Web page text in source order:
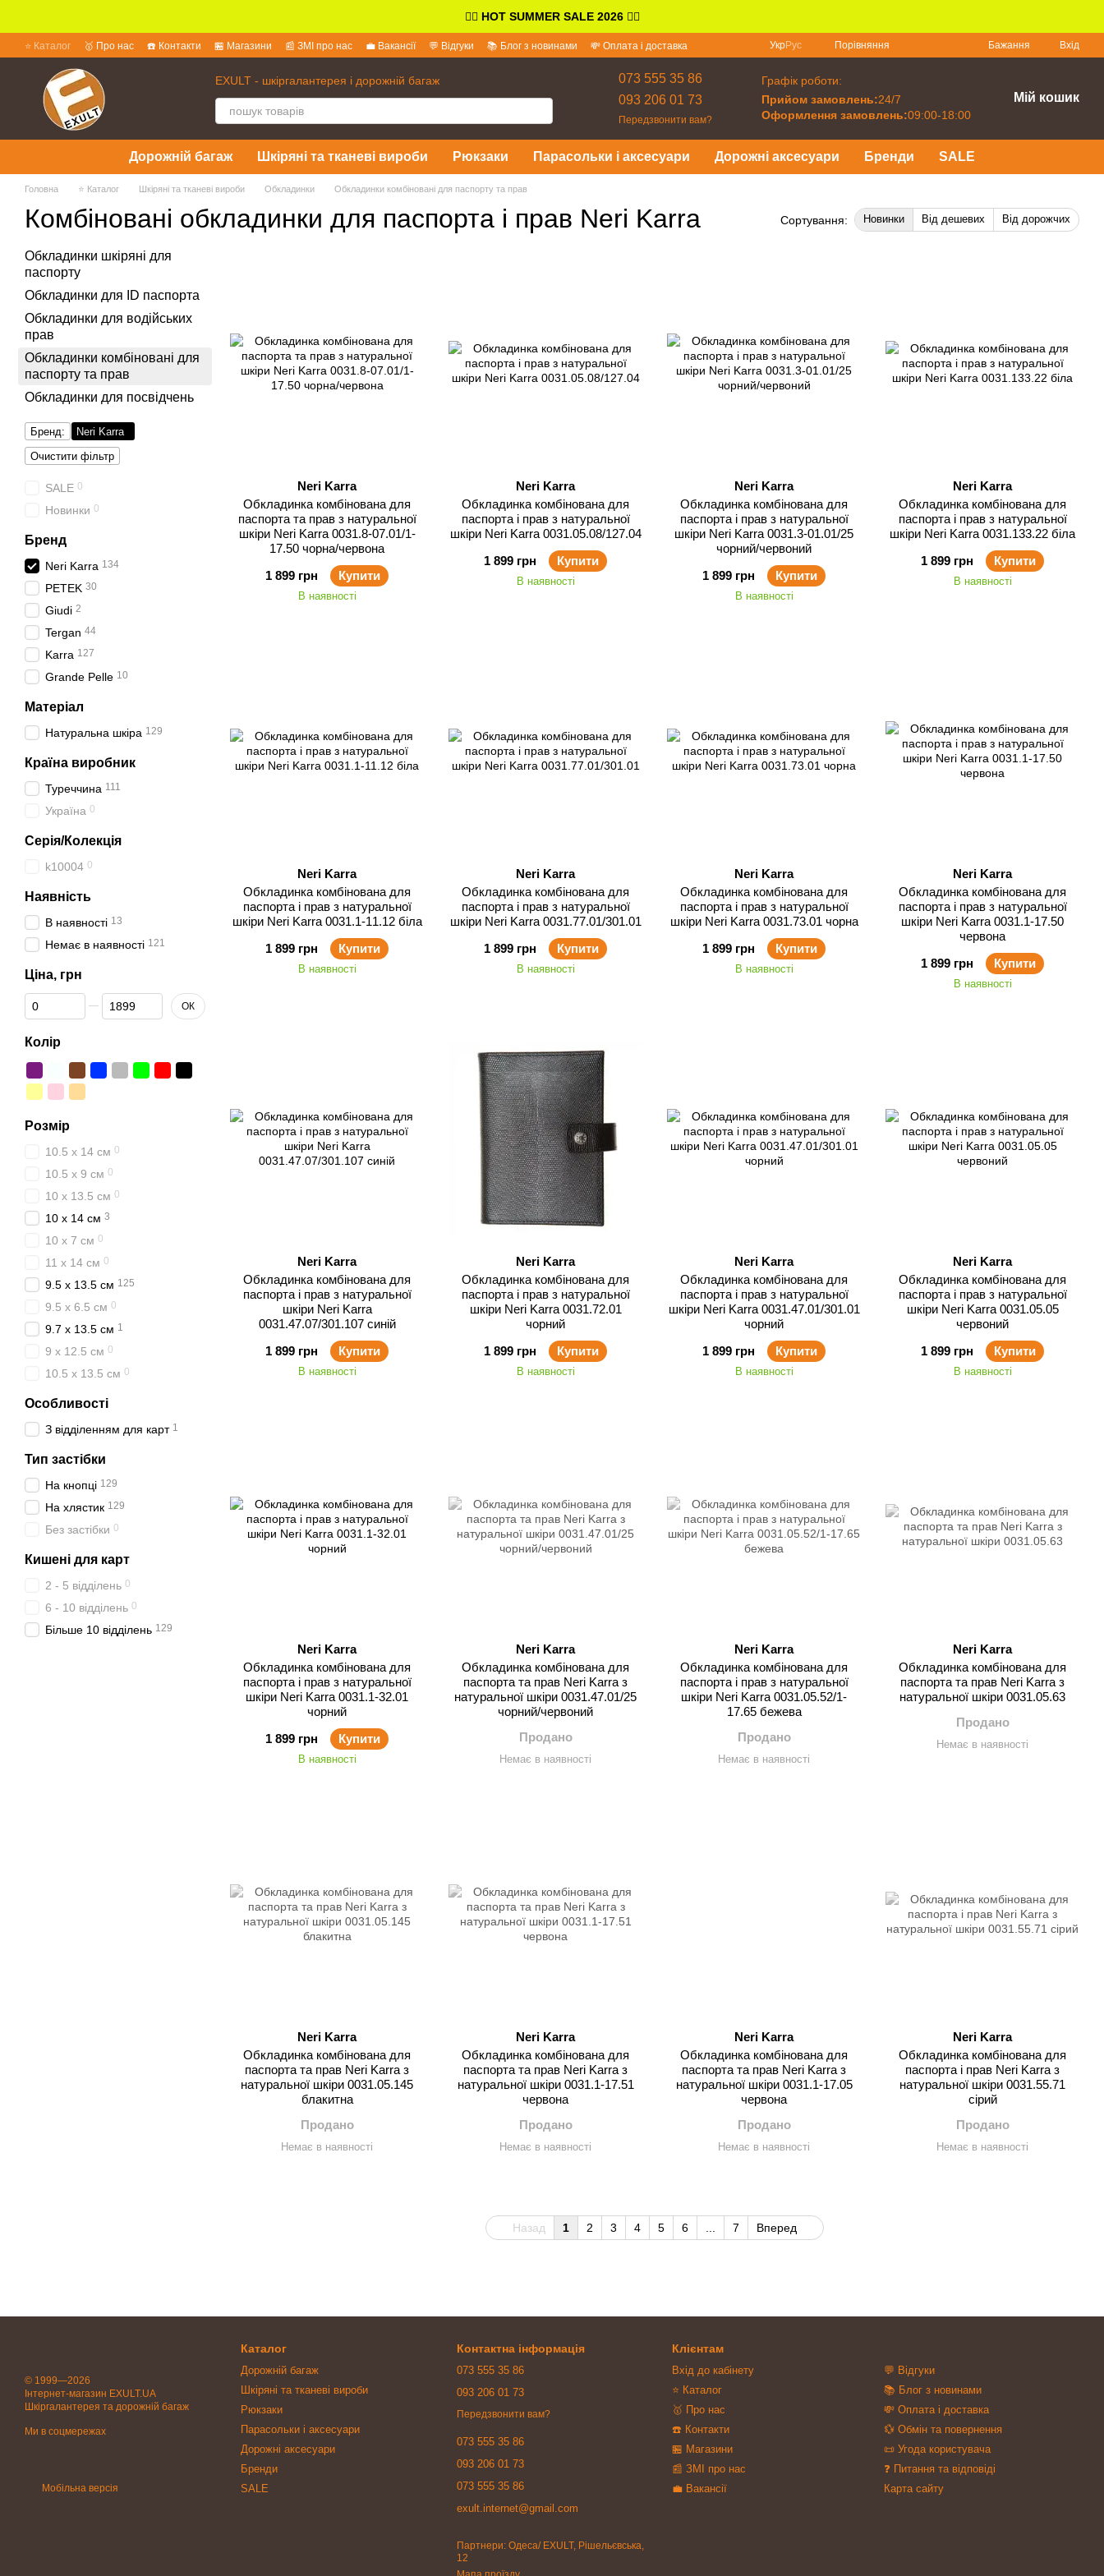
👉🏻 HOT SUMMER SALE 2026👈🏻
⭐ Каталог 🥇 Про нас ☎️ Контакти 🏪 Магазини 📰 ЗМІ про нас 💼 Вакансії 💬 Відгуки 📚 Блог з новинами
💸 Оплата і доставка
УкрРус Порівняння Бажання Вхід
EXULT - шкіргалантерея і дорожній багаж
073 555 35 86
093 206 01 73
Передзвонити вам?
Графік роботи:
Прийом замовлень:24/7
Оформлення замовлень:09:00-18:00
Мій кошик
Дорожній багаж Шкіряні та тканеві вироби Рюкзаки Парасольки і аксесуари Дорожні аксесуари Бренди SALE
Головна ⭐ Каталог Шкіряні та тканеві вироби Обкладинки Обкладинки комбіновані для паспорту та прав
Комбіновані обкладинки для паспорта і прав Neri Karra Сортування: Новинки Від дешевих Від дорожчих
Neri Karra
Обкладинка комбінована для
паспорта та прав з натуральної
шкіри Neri Karra 0031.8-07.01/1-
17.50 чорна/червона
1 899 грн
Купити
В наявності
Neri Karra
Обкладинка комбінована для
паспорта і прав з натуральної
шкіри Neri Karra 0031.05.08/127.04
1 899 грн
Купити
В наявності
Neri Karra
Обкладинка комбінована для
паспорта і прав з натуральної
шкіри Neri Karra 0031.3-01.01/25
чорний/червоний
1 899 грн
Купити
В наявності
Neri Karra
Обкладинка комбінована для
паспорта і прав з натуральної
шкіри Neri Karra 0031.133.22 біла
1 899 грн
Купити
В наявності
Neri Karra
Обкладинка комбінована для
паспорта і прав з натуральної
шкіри Neri Karra 0031.1-11.12 біла
1 899 грн
Купити
В наявності
Neri Karra
Обкладинка комбінована для
паспорта і прав з натуральної
шкіри Neri Karra 0031.77.01/301.01
1 899 грн
Купити
В наявності
Neri Karra
Обкладинка комбінована для
паспорта і прав з натуральної
шкіри Neri Karra 0031.73.01 чорна
1 899 грн
Купити
В наявності
Neri Karra
Обкладинка комбінована для
паспорта і прав з натуральної
шкіри Neri Karra 0031.1-17.50
червона
1 899 грн
Купити
В наявності
Neri Karra
Обкладинка комбінована для
паспорта і прав з натуральної
шкіри Neri Karra
0031.47.07/301.107 синій
1 899 грн
Купити
В наявності
Neri Karra
Обкладинка комбінована для
паспорта і прав з натуральної
шкіри Neri Karra 0031.72.01
чорний
1 899 грн
Купити
В наявності
Neri Karra
Обкладинка комбінована для
паспорта і прав з натуральної
шкіри Neri Karra 0031.47.01/301.01
чорний
1 899 грн
Купити
В наявності
Neri Karra
Обкладинка комбінована для
паспорта і прав з натуральної
шкіри Neri Karra 0031.05.05
червоний
1 899 грн
Купити
В наявності
Neri Karra
Обкладинка комбінована для
паспорта і прав з натуральної
шкіри Neri Karra 0031.1-32.01
чорний
1 899 грн
Купити
В наявності
Neri Karra
Обкладинка комбінована для
паспорта та прав Neri Karra з
натуральної шкіри 0031.47.01/25
чорний/червоний
Продано
Немає в наявності
Neri Karra
Обкладинка комбінована для
паспорта і прав з натуральної
шкіри Neri Karra 0031.05.52/1-
17.65 бежева
Продано
Немає в наявності
Neri Karra
Обкладинка комбінована для
паспорта та прав Neri Karra з
натуральної шкіри 0031.05.63
Продано
Немає в наявності
Neri Karra
Обкладинка комбінована для
паспорта та прав Neri Karra з
натуральної шкіри 0031.05.145
блакитна
Продано
Немає в наявності
Neri Karra
Обкладинка комбінована для
паспорта та прав Neri Karra з
натуральної шкіри 0031.1-17.51
червона
Продано
Немає в наявності
Neri Karra
Обкладинка комбінована для
паспорта та прав Neri Karra з
натуральної шкіри 0031.1-17.05
червона
Продано
Немає в наявності
Neri Karra
Обкладинка комбінована для
паспорта і прав Neri Karra з
натуральної шкіри 0031.55.71
сірий
Продано
Немає в наявності
Назад 1 2 3 4 5 6 7 Вперед
Обкладинки шкіряні для
паспорту
Обкладинки для ID паспорта
Обкладинки для водійських
прав
Обкладинки комбіновані для
паспорту та прав
Обкладинки для посвідчень
Бренд:
Neri Karra
Очистити фільтр
SALE 0
Новинки 0
Бренд
Neri Karra 134
PETEK 30
Giudi 2
Tergan 44
Karra 127
Grande Pelle 10
Матеріал
Натуральна шкіра 129
Країна виробник
Туреччина 111
Україна 0
Серія/Колекція
k10004 0
Наявність
В наявності 13
Немає в наявності 121
Ціна, грн
Від Ціна, грн
До Ціна, грн ОК
Колір
Розмір
10.5 x 14 см 0
10.5 x 9 см 0
10 x 13.5 см 0
10 x 14 см 3
10 x 7 см 0
11 x 14 см 0
9.5 x 13.5 см 125
9.5 x 6.5 см 0
9.7 x 13.5 см 1
9 x 12.5 см 0
10.5 x 13.5 см 0
Особливості
З відділенням для карт 1
Тип застібки
На кнопці 129
На хлястик 129
Без застібки 0
Кишені для карт
2 - 5 відділень 0
6 - 10 відділень 0
Більше 10 відділень 129
© 1999—2026
Інтернет-магазин EXULT.UA
Шкіргалантерея та дорожній багаж
Ми в соцмережах
Мобільна версія
Каталог
Дорожній багаж
Шкіряні та тканеві вироби
Рюкзаки
Парасольки і аксесуари
Дорожні аксесуари
Бренди
SALE
Контактна інформація
073 555 35 86
093 206 01 73
Передзвонити вам?
073 555 35 86
093 206 01 73
073 555 35 86
exult.internet@gmail.com
Партнери: Одеса/ EXULT, Рішельєвська,
12
Клієнтам
Вхід до кабінету
⭐ Каталог
🥇 Про нас
☎️ Контакти
🏪 Магазини
📰 ЗМІ про нас
💼 Вакансії
💬 Відгуки
📚 Блог з новинами
💸 Оплата і доставка
💱 Обмін та повернення
📜 Угода користувача
❓ Питання та відповіді
Карта сайту